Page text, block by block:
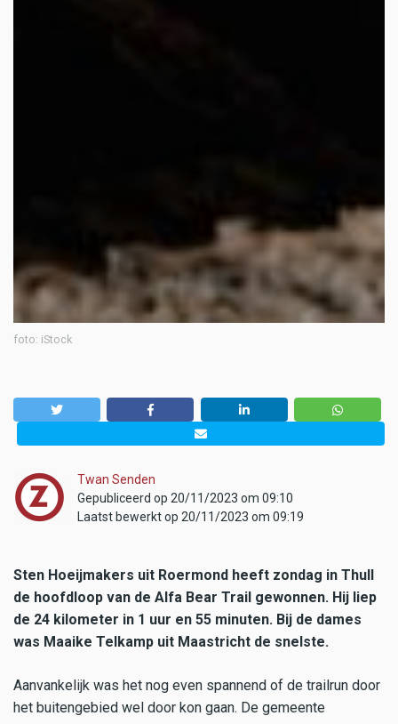
foto: iStock
Twan Senden
Gepubliceerd op 20/11/2023 om 09:10
Laatst bewerkt op 20/11/2023 om 09:19
Sten Hoeijmakers uit Roermond heeft zondag in Thull
de hoofdloop van de Alfa Bear Trail gewonnen. Hij liep
de 24 kilometer in 1 uur en 55 minuten. Bij de dames
was Maaike Telkamp uit Maastricht de snelste.
Aanvankelijk was het nog even spannend of de trailrun door
het buitengebied wel door kon gaan. De gemeente